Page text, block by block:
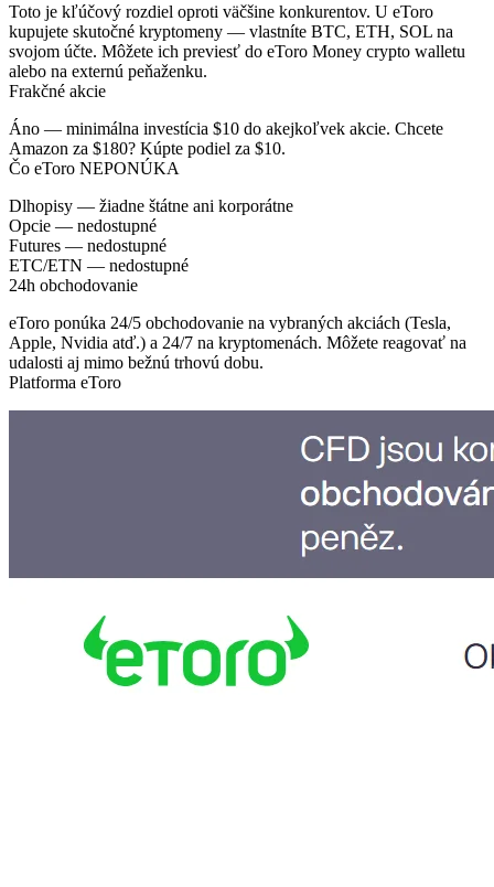
Toto je kľúčový rozdiel oproti väčšine konkurentov. U eToro
kupujete skutočné kryptomeny — vlastníte BTC, ETH, SOL na
svojom účte. Môžete ich previesť do eToro Money crypto walletu
alebo na externú peňaženku.
Frakčné akcie
Áno — minimálna investícia $10 do akejkoľvek akcie. Chcete
Amazon za $180? Kúpte podiel za $10.
Čo eToro NEPONÚKA
Dlhopisy — žiadne štátne ani korporátne
Opcie — nedostupné
Futures — nedostupné
ETC/ETN — nedostupné
24h obchodovanie
eToro ponúka 24/5 obchodovanie na vybraných akciách (Tesla,
Apple, Nvidia atď.) a 24/7 na kryptomenách. Môžete reagovať na
udalosti aj mimo bežnú trhovú dobu.
Platforma eToro